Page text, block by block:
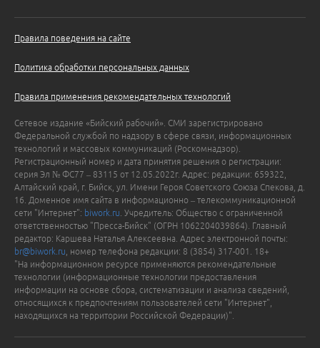
Правила поведения на сайте
Политика обработки персональных данных
Правила применения рекомендательных технологий
Сетевое издание «Бийский рабочий». СМИ зарегистрировано
Федеральной службой по надзору в сфере связи, информационных
технологий и массовых коммуникаций (Роскомнадзор).
Регистрационный номер и дата принятия решения о регистрации:
серия Эл № ФС77 – 83115 от 12.05.2022г. Адрес: редакции: 659322,
Алтайский край, г. Бийск, ул. Имени Героя Советского Союза Спекова, д.
16. Доменное имя сайта в информационно – телекоммуникационной
сети "Интернет": biwork.ru . Учредитель: Общество с ограниченной
ответственностью "Пресса-Бийск" (ОГРН 1062204039864). Главный
редактор: Каршева Наталья Алексеевна. Адрес электронной почты:
br@biwork.ru , номер телефона редакции: 8 (3854) 317-001. 18+
"На информационном ресурсе применяются рекомендательные
технологии (информационные технологии предоставления
информации на основе сбора, систематизации и анализа сведений,
относящихся к предпочтениям пользователей сети "Интернет",
находящихся на территории Российской Федерации)".